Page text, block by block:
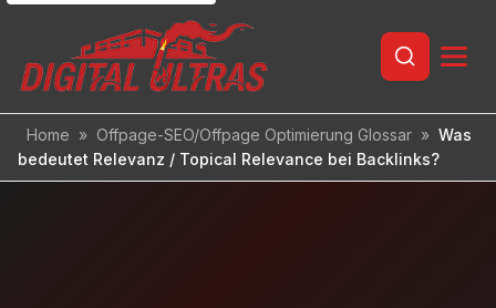
Inhalt
Home » Offpage-SEO/Offpage Optimierung Glossar » Was
bedeutet Relevanz / Topical Relevance bei Backlinks?